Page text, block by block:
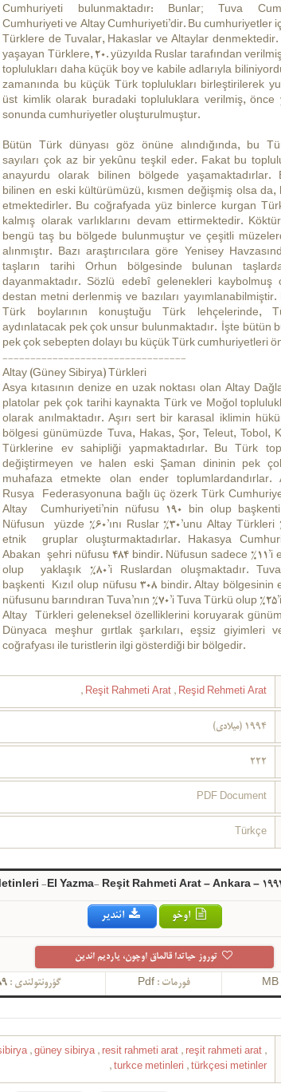
Cumhuriyeti bulunmaktadır: Bunlar; Tuva
Cumhuriyeti ve Altay Cumhuriyeti’dir. Bu cumhuriyetler
Türklere de Tuvalar, Hakaslar ve Altaylar
yaşayan Türklere, 20. yüzyılda Ruslar tarafından
toplulukları daha küçük boy ve kabile adlarıyla
zamanında bu küçük Türk toplulukları birleştirilerek
üst kimlik olarak buradaki topluluklara verilmiş, önce
sonunda cumhuriyetler oluşturulmuştur.
Bütün Türk dünyası göz önüne alındığında, bu
sayıları çok az bir yekûnu teşkil eder. Fakat bu
anayurdu olarak bilinen bölgede yaşamaktadırlar.
bilinen en eski kültürümüzü, kısmen değişmiş olsa da,
etmektedirler. Bu coğrafyada yüz binlerce kurgan
kalmış olarak varlıklarını devam ettirmektedir.
bengü taş bu bölgede bulunmuştur ve çeşitli
alınmıştır. Bazı araştırıcılara göre Yenisey
taşların tarihi Orhun bölgesinde bulunan
dayanmaktadır. Sözlü edebî gelenekleri kaybolmuş
destan metni derlenmiş ve bazıları
Türk boylarının konuştuğu Türk lehçelerinde,
aydınlatacak pek çok unsur bulunmaktadır. İşte bütün
pek çok sebepten dolayı bu küçük Türk cumhuriyetleri
---------------------------------
Altay (Güney Sibirya) Türkleri
Asya kıtasının denize en uzak noktası olan Altay
platolar pek çok tarihi kaynakta Türk ve Moğol
olarak anılmaktadır. Aşırı sert bir karasal iklimin
bölgesi günümüzde Tuva, Hakas, Şor, Teleut, Tobol,
Türklerine ev sahipliği yapmaktadırlar. Bu Türk
değiştirmeyen ve halen eski Şaman dininin pek
muhafaza etmekte olan ender toplumlardandırlar.
Rusya Federasyonuna bağlı üç özerk Türk
Altay Cumhuriyeti’nin nüfusu 190 bin olup başkenti
Nüfusun yüzde %60’ını Ruslar %30’unu Altay Türkleri
etnik gruplar oluşturmaktadırlar. Hakasya
Abakan şehri nüfusu 484 bindir. Nüfusun sadece %11’i
olup yaklaşık %80’i Ruslardan oluşmaktadır.
başkenti Kızıl olup nüfusu 308 bindir. Altay bölgesinin
nüfusunu barındıran Tuva’nın %70’i Tuva Türkü olup
Altay Türkleri geleneksel özelliklerini koruyarak
Dünyaca meşhur gırtlak şarkıları, eşsiz giyimleri
coğrafyası ile turistlerin ilgi gösterdiği bir bölgedir.
Reşit Rahmeti Arat , Reşid Rehmeti Arat
,
1994 (میلادی)
222
PDF Document
Türkçe
-El Yazma- Reşit Rahmeti Arat – Ankara –
اوخو ائندیر
توروز حیاتدا قالماق اوچون، یاردیم ائدین
فورمات :Pdf گؤرونتولندی :
, güney sibirya , resit rahmeti arat , reşit rahmeti arat ,
turkce metinleri , türkçesi metinler
,